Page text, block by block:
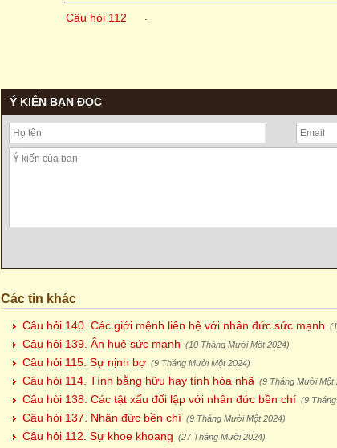
Câu hỏi 112
Ý KIẾN BẠN ĐỌC
Các tin khác
Câu hỏi 140. Các giới mệnh liên hệ với nhân đức sức mạnh
Câu hỏi 139. Ân huệ sức mạnh (10 Tháng Mười Một 2024)
Câu hỏi 115. Sự nịnh bợ (9 Tháng Mười Một 2024)
Câu hỏi 114. Tình bằng hữu hay tính hòa nhã (9 Tháng Mười Một
Câu hòi 138. Các tật xấu đối lập với nhân đức bền chí (9
Câu hòi 137. Nhân đức bền chí (9 Tháng Mười Một 2024)
Câu hỏi 112. Sự khoe khoang (27 Tháng Mười 2024)